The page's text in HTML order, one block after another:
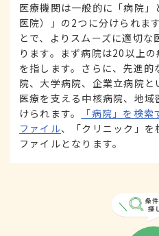
医療機関は一般的に「病院」
医院）」の2つに分けられま
とで、よりスムーズに適切
ります。まず病院は20以上
を指します。さらに、先進
院、大学病院、企業立病院
医療を支える中核病院、地
けられます。
「病院」を検
ファイル、「クリニック」を
ファイルとなります。